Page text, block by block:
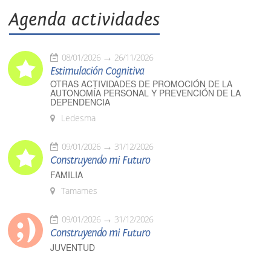
Agenda actividades
08/01/2026 26/11/2026
Estimulación Cognitiva
OTRAS ACTIVIDADES DE PROMOCIÓN DE LA
AUTONOMÍA PERSONAL Y PREVENCIÓN DE LA
DEPENDENCIA
Ledesma
09/01/2026 31/12/2026
Construyendo mi Futuro
FAMILIA
Tamames
09/01/2026 31/12/2026
Construyendo mi Futuro
JUVENTUD